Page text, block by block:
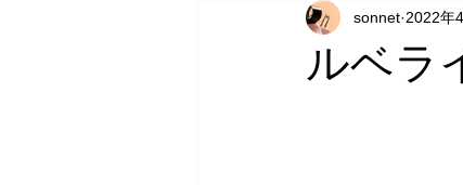
ジュエリーソネット熊本：結
ルベラ
sonnet 2022年